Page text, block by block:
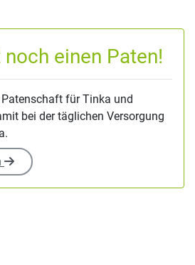
einen Paten!
Patenschaft für Tinka und
bei der täglichen Versorgung